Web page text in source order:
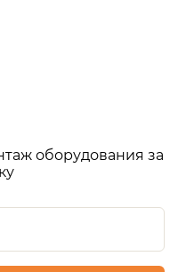
оборудования за